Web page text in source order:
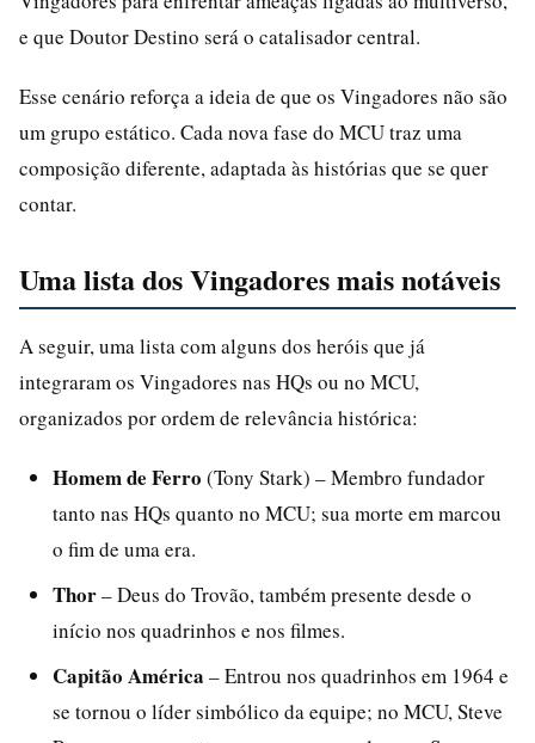
e que Doutor Destino será o catalisador central.
Esse cenário reforça a ideia de que os Vingadores não são
um grupo estático. Cada nova fase do MCU traz uma
composição diferente, adaptada às histórias que se quer
contar.
Uma lista dos Vingadores mais notáveis
A seguir, uma lista com alguns dos heróis que já
integraram os Vingadores nas HQs ou no MCU,
organizados por ordem de relevância histórica:
Homem de Ferro (Tony Stark) – Membro fundador
tanto nas HQs quanto no MCU; sua morte em marcou
o fim de uma era.
Thor– Deus do Trovão, também presente desde o
início nos quadrinhos e nos filmes.
Capitão América – Entrou nos quadrinhos em 1964 e
se tornou o líder simbólico da equipe; no MCU, Steve